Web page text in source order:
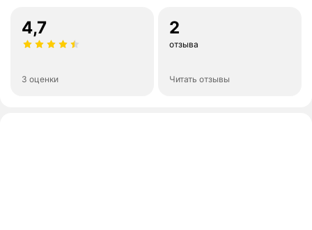
4,7
3 оценки
2
отзыва
Читать отзывы